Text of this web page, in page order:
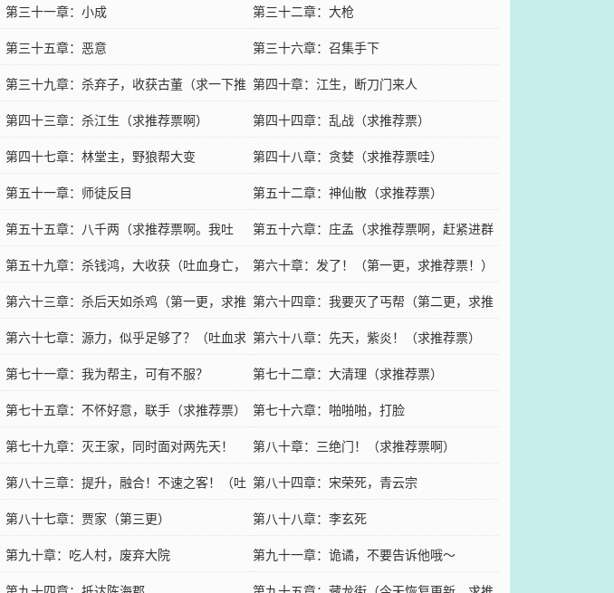
第三十一章：小成
第三十二章：大枪
第三十五章：恶意
第三十六章：召集手下
第三十九章：杀弃子，收获古董（求一下推
荐票…）
第四十章：江生，断刀门来人
第四十三章：杀江生（求推荐票啊）
第四十四章：乱战（求推荐票）
第四十七章：林堂主，野狼帮大变
第四十八章：贪婪（求推荐票哇）
第五十一章：师徒反目
第五十二章：神仙散（求推荐票）
第五十五章：八千两（求推荐票啊。我吐
血）
第五十六章：庄孟（求推荐票啊，赶紧进群
啊）
第五十九章：杀钱鸿，大收获（吐血身亡，
没有推荐票）
第六十章：发了！（第一更，求推荐票！）
第六十三章：杀后天如杀鸡（第一更，求推
荐票！）
第六十四章：我要灭了丐帮（第二更，求推
荐票啊！）
第六十七章：源力，似乎足够了？（吐血求
推荐票…）
第六十八章：先天，紫炎！（求推荐票）
第七十一章：我为帮主，可有不服？
第七十二章：大清理（求推荐票）
第七十五章：不怀好意，联手（求推荐票）
第七十六章：啪啪啪，打脸
第七十九章：灭王家，同时面对两先天！
（这段剧情要结束了）
第八十章：三绝门！（求推荐票啊）
第八十三章：提升，融合！不速之客！（吐
血求推荐票）
第八十四章：宋荣死，青云宗
第八十七章：贾家（第三更）
第八十八章：李玄死
第九十章：吃人村，废弃大院
第九十一章：诡谲，不要告诉他哦～